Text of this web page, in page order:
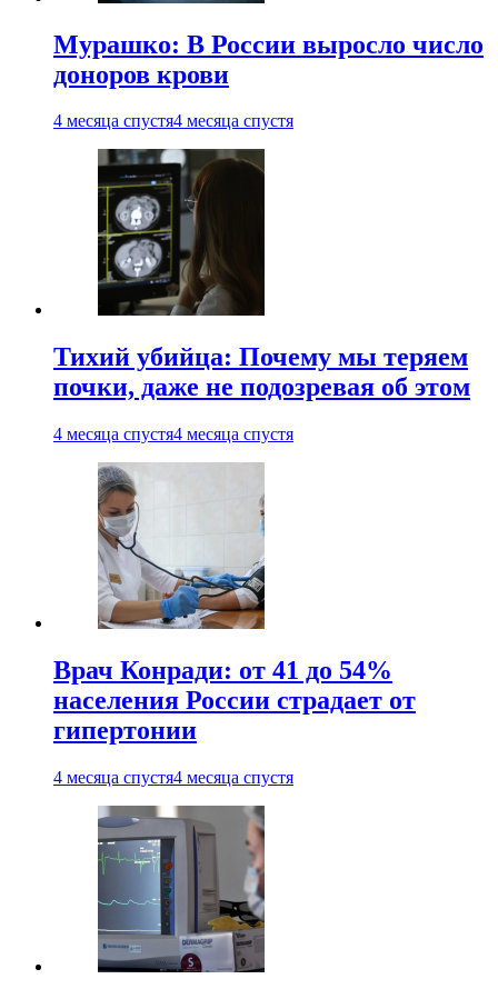
Мурашко: В России выросло число
доноров крови
4 месяца спустя4 месяца спустя
Тихий убийца: Почему мы теряем
почки, даже не подозревая об этом
4 месяца спустя4 месяца спустя
Врач Конради: от 41 до 54%
населения России страдает от
гипертонии
4 месяца спустя4 месяца спустя